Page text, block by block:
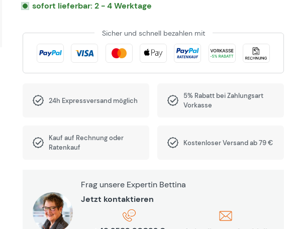
sofort lieferbar: 2 - 4 Werktage
Sicher und schnell bezahlen mit
24h Expressversand möglich
5% Rabatt bei Zahlungsart
Vorkasse
Kauf auf Rechnung oder
Ratenkauf
Kostenloser Versand ab 79 €
Frag unsere Expertin Bettina
Jetzt kontaktieren